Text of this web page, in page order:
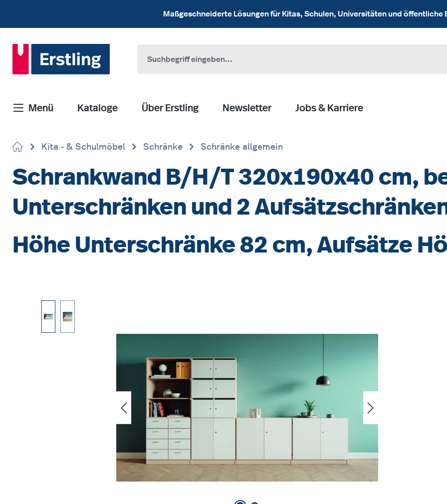
Maßgeschneiderte Lösungen für Kitas, Schulen, Universitäten und öffentliche
Menü Kataloge Über Erstling Newsletter Jobs & Karriere
Kita - & Schulmöbel Schränke Schränke allgemein
Schrankwand B/H/T 320x190x40 cm,
Unterschränken und 2
Höhe Unterschränke 82 cm, Aufsätze